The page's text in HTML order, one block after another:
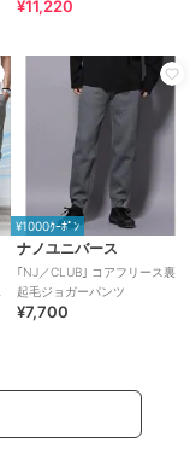
¥11,220
¥1000ｸｰﾎﾟﾝ
ナノユニバース
｢NJ／CLUB｣ コアフリース裏
起毛ジョガーパンツ
¥7,700